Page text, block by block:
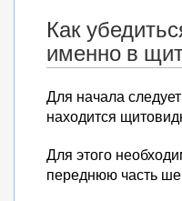
Как
именно в
Для начала
находится
Для этого
переднюю часть